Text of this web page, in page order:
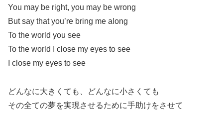
You may be right, you may be wrong
But say that you’re bring me along
To the world you see
To the world I close my eyes to see
I close my eyes to see
どんなに大きくても、どんなに小さくても
その全ての夢を実現させるために手助けをさせて